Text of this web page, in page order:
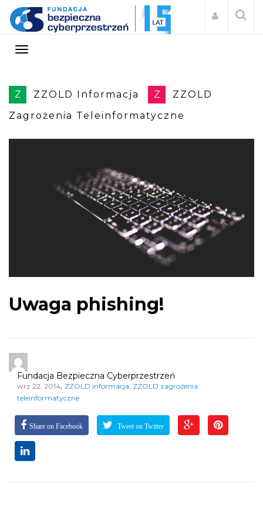
Z ZZOLD Informacja Z
ZZOLD
Zagrożenia Teleinformatyczne
Uwaga phishing!
Fundacja Bezpieczna Cyberprzestrzeń
wrz 22, 2014, ZZOLD informacja, ZZOLD zagrożenia
teleinformatyczne
Share on Facebook Tweet on Twitter